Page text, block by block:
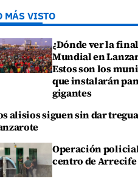
MÁS VISTO
¿Dónde ver la
Mundial en
Estos son los
que instalarán
gigantes
alisios siguen sin dar
Operación
centro de Arrecife